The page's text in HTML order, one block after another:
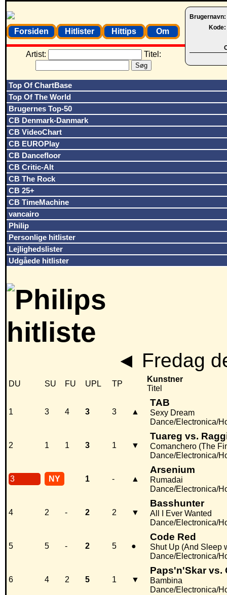
Brugernavn:
Kode:
Forsiden Hitlister Hittips Om
Artist: Titel:
Top Of ChartBase
Top Of The World
Brugernes Top-50
CB Denmark-Danmark
CB VideoChart
CB EUROPlay
CB Dancefloor
CB Critic-Alt
CB The Rock
CB 25+
CB TimeMachine
vancairo
Philip
Personlige hitlister
Lejlighedslister
Udgåede hitlister
◄ Fredag
DU SU FU UPL TP
Kunstner
Titel
1 3 4 3 3 ▲
TAB
Sexy Dream
Dance/Electronica/
2 1 1 3 1 ▼
Tuareg vs.
Comanchero (The
Dance/Electronica/
3 NY 1 - ▲
Arsenium
Rumadai
Dance/Electronica/
4 2 - 2 2 ▼
Basshunter
All I Ever Wanted
Dance/Electronica/
5 5 - 2 5 ●
Code Red
Shut Up (And Sleep
Dance/Electronica/
6 4 2 5 1 ▼
Paps'n'Skar vs.
Bambina
Dance/Electronica/